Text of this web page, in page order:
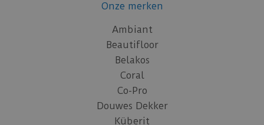
Onze merken
Ambiant
Beautifloor
Belakos
Coral
Co-Pro
Douwes Dekker
Küberit